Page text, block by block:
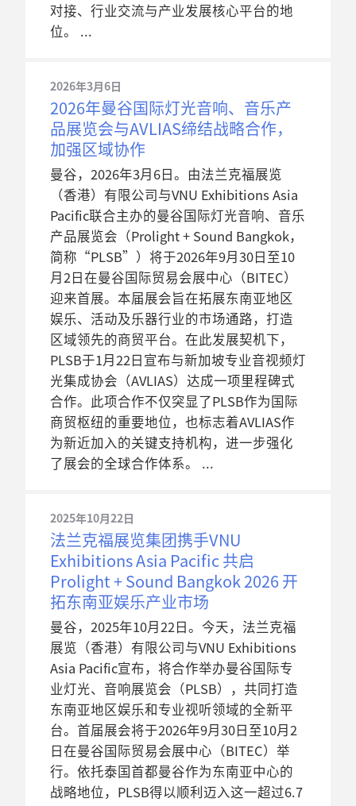
对接、行业交流与产业发展核心平台的地
位。
2026年3月6日
2026年曼谷国际灯光音响、音乐产
品展览会与AVLIAS缔结战略合作，
加强区域协作
曼谷，2026年3月6日。由法兰克福展览
（香港）有限公司与VNU Exhibitions Asia
Pacific联合主办的曼谷国际灯光音响、音乐
产品展览会（Prolight + Sound Bangkok，
简称“PLSB”）将于2026年9月30日至10
月2日在曼谷国际贸易会展中心（BITEC）
迎来首展。本届展会旨在拓展东南亚地区
娱乐、活动及乐器行业的市场通路，打造
区域领先的商贸平台。在此发展契机下，
PLSB于1月22日宣布与新加坡专业音视频灯
光集成协会（AVLIAS）达成一项里程碑式
合作。此项合作不仅突显了PLSB作为国际
商贸枢纽的重要地位，也标志着AVLIAS作
为新近加入的关键支持机构，进一步强化
了展会的全球合作体系。
2025年10月22日
法兰克福展览集团携手VNU
Exhibitions Asia Pacific 共启
Prolight + Sound Bangkok 2026 开
拓东南亚娱乐产业市场
曼谷，2025年10月22日。今天，法兰克福
展览（香港）有限公司与VNU Exhibitions
Asia Pacific宣布，将合作举办曼谷国际专
业灯光、音响展览会（PLSB），共同打造
东南亚地区娱乐和专业视听领域的全新平
台。首届展会将于2026年9月30日至10月2
日在曼谷国际贸易会展中心（BITEC）举
行。依托泰国首都曼谷作为东南亚中心的
战略地位，PLSB得以顺利迈入这一超过6.7